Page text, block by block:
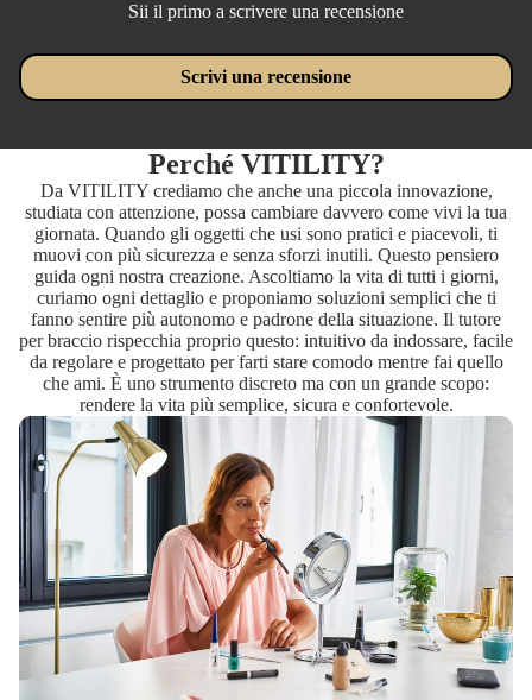
Sii il primo a scrivere una recensione
Scrivi una recensione
Perché VITILITY?
Da VITILITY crediamo che anche una piccola innovazione,
studiata con attenzione, possa cambiare davvero come vivi la tua
giornata. Quando gli oggetti che usi sono pratici e piacevoli, ti
muovi con più sicurezza e senza sforzi inutili. Questo pensiero
guida ogni nostra creazione. Ascoltiamo la vita di tutti i giorni,
curiamo ogni dettaglio e proponiamo soluzioni semplici che ti
fanno sentire più autonomo e padrone della situazione. Il tutore
per braccio rispecchia proprio questo: intuitivo da indossare, facile
da regolare e progettato per farti stare comodo mentre fai quello
che ami. È uno strumento discreto ma con un grande scopo:
rendere la vita più semplice, sicura e confortevole.